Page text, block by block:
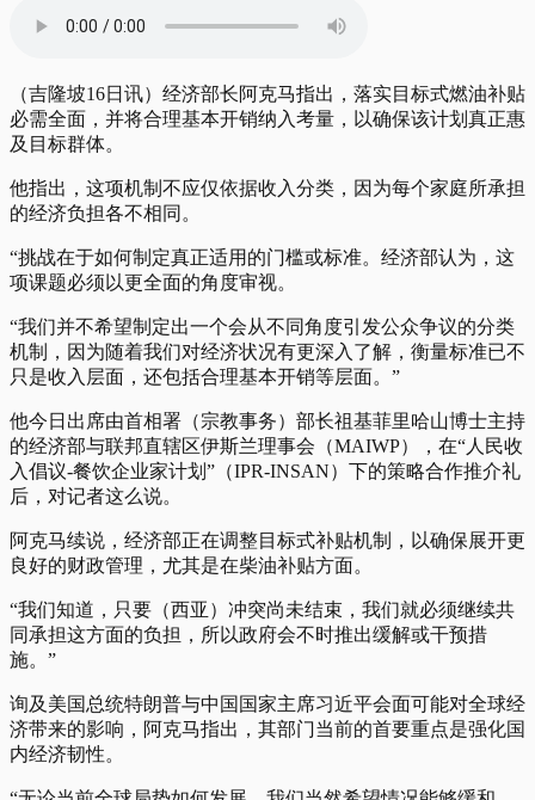
（吉隆坡16日讯）经济部长阿克马指出，落实目标式燃油补贴
必需全面，并将合理基本开销纳入考量，以确保该计划真正惠
及目标群体。
他指出，这项机制不应仅依据收入分类，因为每个家庭所承担
的经济负担各不相同。
“挑战在于如何制定真正适用的门槛或标准。经济部认为，这
项课题必须以更全面的角度审视。
“我们并不希望制定出一个会从不同角度引发公众争议的分类
机制，因为随着我们对经济状况有更深入了解，衡量标准已不
只是收入层面，还包括合理基本开销等层面。”
他今日出席由首相署（宗教事务）部长祖基菲里哈山博士主持
的经济部与联邦直辖区伊斯兰理事会（MAIWP），在“人民收
入倡议-餐饮企业家计划”（IPR-INSAN）下的策略合作推介礼
后，对记者这么说。
阿克马续说，经济部正在调整目标式补贴机制，以确保展开更
良好的财政管理，尤其是在柴油补贴方面。
“我们知道，只要（西亚）冲突尚未结束，我们就必须继续共
同承担这方面的负担，所以政府会不时推出缓解或干预措
施。”
询及美国总统特朗普与中国国家主席习近平会面可能对全球经
济带来的影响，阿克马指出，其部门当前的首要重点是强化国
内经济韧性。